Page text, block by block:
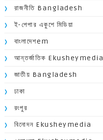
রাজনীতি Bangladesh
ই-পেপার একুশে মিডিয়া
বাংলাদেশem
আন্তর্জাতিক Ekusheymedia
জাতীয় Bangladesh
ঢাকা
রংপুর
বিনোদন Ekusheymedia